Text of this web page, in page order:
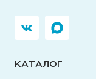
КАТАЛОГ